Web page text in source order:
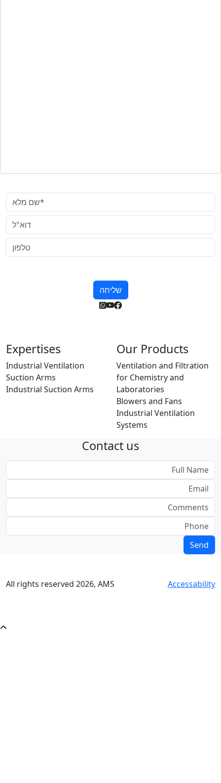
שליחה
Expertises
Industrial Ventilation
Suction Arms
Industrial Suction Arms
Our Products
Ventilation and Filtration
for Chemistry and
Laboratories
Blowers and Fans
Industrial Ventilation
Systems
Contact us
All rights reserved 2026, AMS Accessability